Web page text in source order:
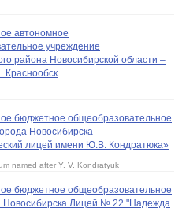
автономное
учреждение
района Новосибирской области –
Краснообск
бюджетное общеобразовательное
Новосибирска
лицей имени Ю.В. Кондратюка»
named after Y. V. Kondratyuk
бюджетное общеобразовательное
Новосибирска Лицей № 22 "Надежда